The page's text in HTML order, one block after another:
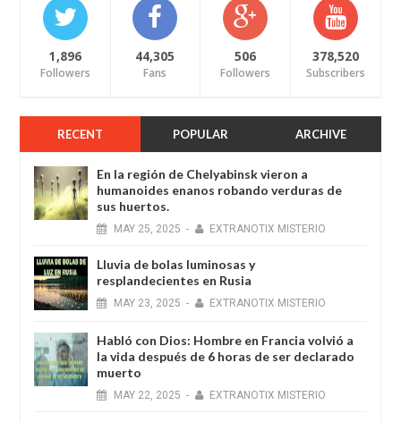
1,896
Followers
44,305
Fans
506
Followers
378,520
Subscribers
RECENT POPULAR ARCHIVE
En la región de Chelyabinsk vieron a
humanoides enanos robando verduras de
sus huertos.
MAY 25, 2025 - EXTRANOTIX MISTERIO
Lluvia de bolas luminosas y
resplandecientes en Rusia
MAY 23, 2025 - EXTRANOTIX MISTERIO
Habló con Dios: Hombre en Francia volvió a
la vida después de 6 horas de ser declarado
muerto
MAY 22, 2025 - EXTRANOTIX MISTERIO